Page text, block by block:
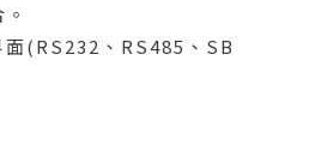
面(RS232、RS485、SB